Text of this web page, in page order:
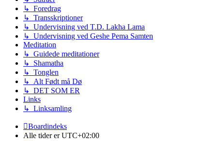
↳ Foredrag
↳ Transskriptioner
↳ Undervisning ved T.D. Lakha Lama
↳ Undervisning ved Geshe Pema Samten
Meditation
↳ Guidede meditationer
↳ Shamatha
↳ Tonglen
↳ Alt Født må Dø
↳ DET SOM ER
Links
↳ Linksamling
Boardindeks
Alle tider erUTC+02:00